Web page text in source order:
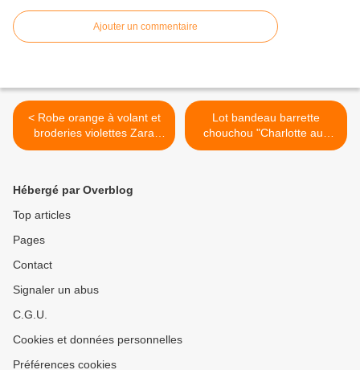
Ajouter un commentaire
< Robe orange à volant et
broderies violettes Zara
Kids© 11/12ans
Lot bandeau barrette
chouchou "Charlotte aux
fraises©" >
Hébergé par Overblog
Top articles
Pages
Contact
Signaler un abus
C.G.U.
Cookies et données personnelles
Préférences cookies